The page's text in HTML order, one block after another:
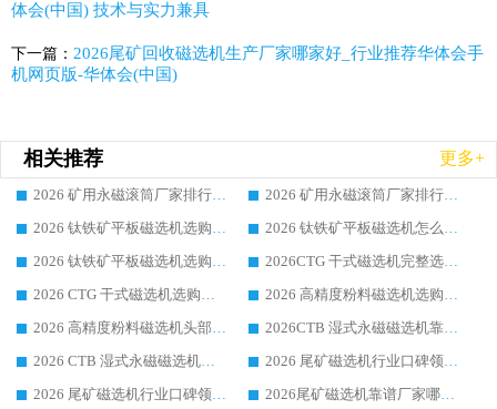
体会(中国) 技术与实力兼具
下一篇： 2026尾矿回收磁选机生产厂家哪家好_行业推荐华体会手
机网页版-华体会(中国)
相关推荐 更多+
2026 矿用永磁滚筒厂家排行榜选购干货指南 行业口碑标杆华体会手机网页版-华体会(中国) 实力出众
2026 矿用永磁滚筒厂家排行榜选购指南，行业口碑领域强者华体会手机网页版-华体会(中国)
2026 钛铁矿平板磁选机选购全攻略 市场公认优质品牌厂家实力排行榜
2026 钛铁矿平板磁选机怎么选 靠谱生产企业实力排行榜选购参考攻略
2026 钛铁矿平板磁选机选购指南 行业口碑优选品牌生产企业实力排行榜
2026CTG 干式磁选机完整选购指南 行业口碑顶尖靠谱生产龙头厂家实力推荐
2026 CTG 干式磁选机选购指南|行业口碑靠谱生产厂家领域强者推荐
2026 高精度粉料磁选机选购全攻略 行业优质品牌华体会手机网页版-华体会(中国) 实力深度解析
2026 高精度粉料磁选机头部厂家选购指南 行业口碑靠谱品牌推荐 领域强者华体会手机网页版-华体会(中国) 解析
2026CTB 湿式永磁磁选机靠谱厂家实力排行榜 铁矿选矿设备采购全流程选购指南
2026 CTB 湿式永磁磁选机选购指南|行业口碑良好品牌推荐，领域强者华体会手机网页版-华体会(中国)
2026 尾矿磁选机行业口碑领域强者，源头直供国内主流厂家华体会手机网页版-华体会(中国) 一站式服务
2026 尾矿磁选机行业口碑领域强者，源头直供国内主流厂家华体会手机网页版-华体会(中国) 一站式服务
2026尾矿磁选机靠谱厂家哪家好 行业口碑领域强者华体会手机网页版-华体会(中国) 推荐